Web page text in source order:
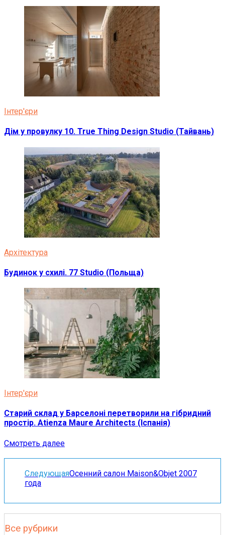
Інтер'єри
Дім у провулку 10. True Thing Design Studio (Тайвань)
Архітектура
Будинок у схилі. 77 Studio (Польща)
Інтер'єри
Старий склад у Барселоні перетворили на гібридний
простір. Atienza Maure Architects (Іспанія)
Смотреть далее
СледующаяОсенний салон Maison&Objet 2007
года
Все рубрики